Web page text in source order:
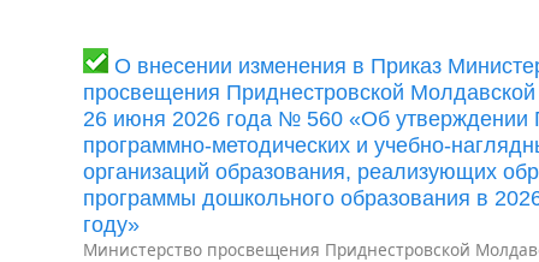
О внесении изменения в Приказ
просвещения Приднестровской Молдавской
26 июня 2026 года № 560 «Об утверждении
программно-методических и учебно-
организаций образования, реализующих
программы дошкольного образования в
году»
Министерство просвещения Приднестровской